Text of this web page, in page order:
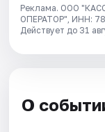
Реклама. ООО
ОПЕРАТОР", ИНН:
Действует до 31
О